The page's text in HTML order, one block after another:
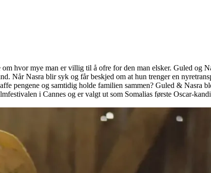
hvor mye man er villig til å ofre for den man elsker. Guled og
Når Nasra blir syk og får beskjed om at hun trenger en
pengene og samtidig holde familien sammen? Guled & Nasra
i Cannes og er valgt ut som Somalias første Oscar-